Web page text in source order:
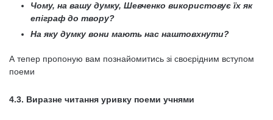
Чому, на вашу думку, Шевченко використовує їх як
епіграф до твору?
На яку думку вони мають нас наштовхнути?
А тепер пропоную вам познайомитись зі своєрідним вступом
поеми
4.3. Виразне читання уривку поеми учнями